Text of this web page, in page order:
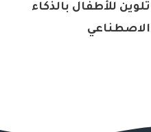
تلوين للأطفال بالذكاء
الاصطناعي